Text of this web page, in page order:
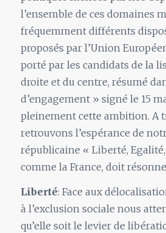
l’ensemble de ces domaines
fréquemment différents
proposés par l’Union
porté par les candidats de la
droite et du centre, résumé
d’engagement » signé le 15
pleinement cette ambition. A
retrouvons l’espérance de
républicaine « Liberté,
comme la France, doit
Liberté: Face aux
à l’exclusion sociale nous
qu’elle soit le levier de